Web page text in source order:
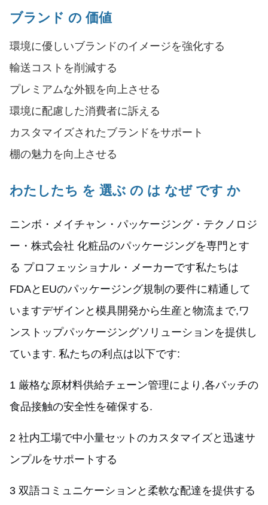
ブランド の 価値
環境に優しいブランドのイメージを強化する
輸送コストを削減する
プレミアムな外観を向上させる
環境に配慮した消費者に訴える
カスタマイズされたブランドをサポート
棚の魅力を向上させる
わたしたち を 選ぶ の は なぜ です か
ニンボ・メイチャン・パッケージング・テクノロジ
ー・株式会社 化粧品のパッケージングを専門とす
る プロフェッショナル・メーカーです私たちは
FDAとEUのパッケージング規制の要件に精通して
いますデザインと模具開発から生産と物流まで,ワ
ンストップパッケージングソリューションを提供し
ています. 私たちの利点は以下です:
1 厳格な原材料供給チェーン管理により,各バッチの
食品接触の安全性を確保する.
2 社内工場で中小量セットのカスタマイズと迅速サ
ンプルをサポートする
3 双語コミュニケーションと柔軟な配達を提供する